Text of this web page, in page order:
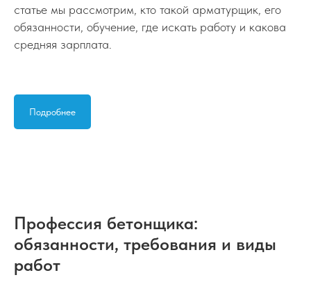
статье мы рассмотрим, кто такой арматурщик, его
обязанности, обучение, где искать работу и какова
средняя зарплата.
Подробнее
Профессия бетонщика:
обязанности, требования и виды
работ